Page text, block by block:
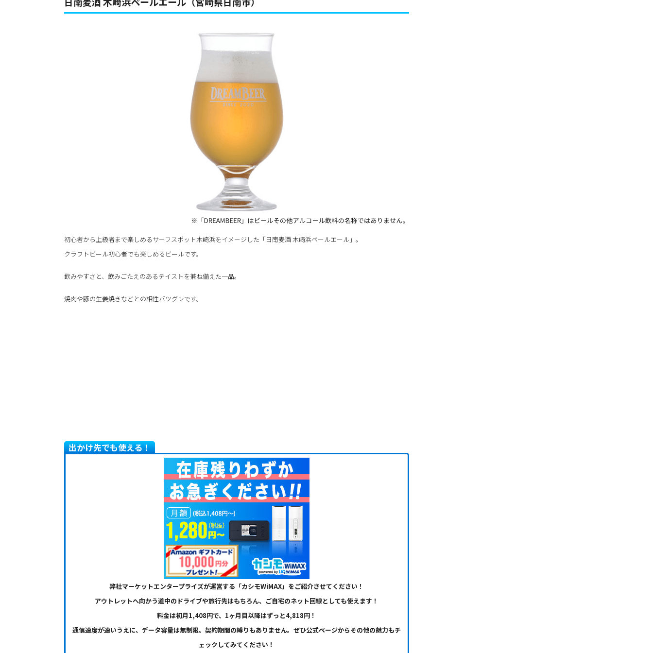
初心者から上級者まで楽しめるサーフスポット木崎浜をイメージした「日南麦酒 木崎浜ペールエール」。
クラフトビール初心者でも楽しめるビールです。
飲みやすさと、飲みごたえのあるテイストを兼ね備えた一品。
焼肉や豚の生姜焼きなどとの相性バツグンです。
出かけ先でも使える！
弊社マーケットエンタープライズが運営する「カシモWiMAX」をご紹介させてください！
アウトレットへ向かう道中のドライブや旅行先はもちろん、ご自宅のネット回線としても使えます！
料金は初月1,408円で、1ヶ月目以降はずっと4,818円！
通信速度が速いうえに、データ容量は無制限。契約期間の縛りもありません。ぜひ公式ページからその他の魅力もチ
ェックしてみてください！